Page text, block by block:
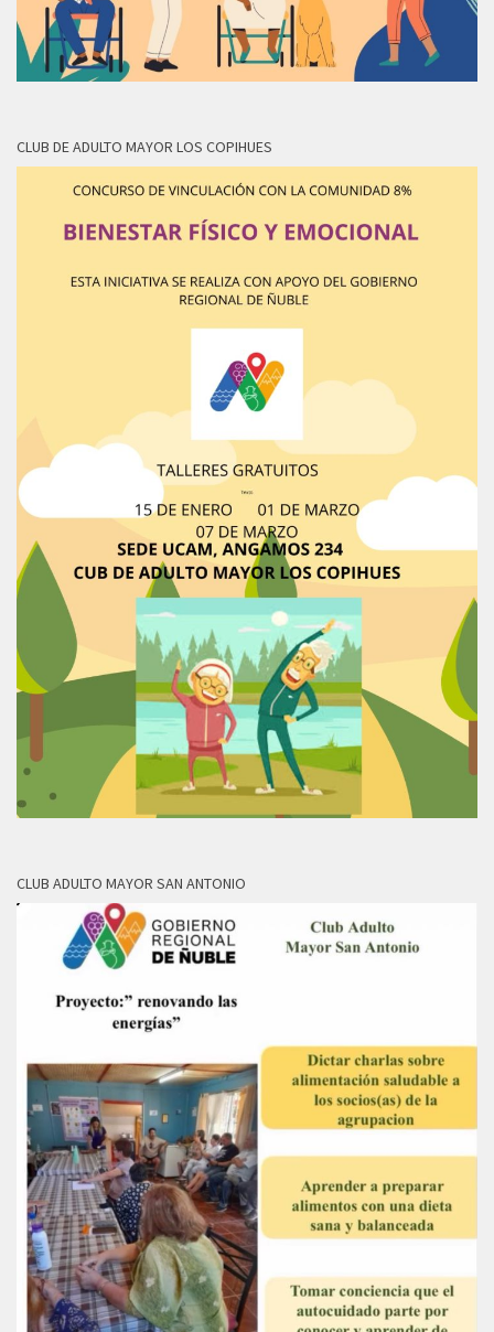
CLUB DE ADULTO MAYOR LOS COPIHUES
CLUB ADULTO MAYOR SAN ANTONIO